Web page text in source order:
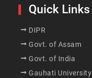
Quick Links
DIPR
Govt. of Assam
Govt. of India
Gauhati University